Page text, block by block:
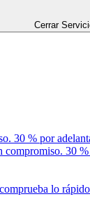
Cerrar
30 % por
30
lo